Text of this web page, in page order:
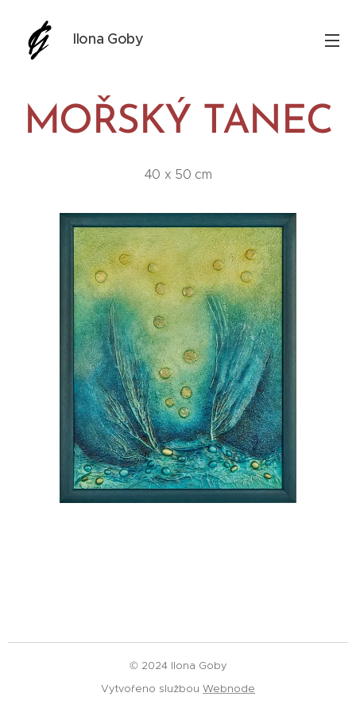
Ilona Goby
MOŘSKÝ TANEC
40 x 50 cm
© 2024 Ilona Goby
Vytvořeno službou Webnode